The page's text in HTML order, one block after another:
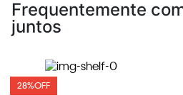
Frequentemente
juntos
28%OFF